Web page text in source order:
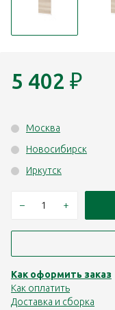
5 402 ₽
Москва
Новосибирск
Иркутск
– +
Как оформить заказ
Как оплатить
Доставка и сборка